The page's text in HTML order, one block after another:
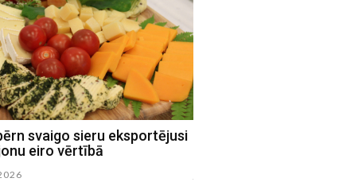
svaigo sieru eksportējusi
eiro vērtībā